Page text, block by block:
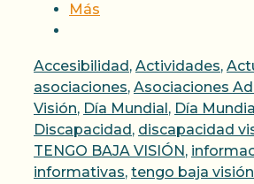
Más
Categorías
Accesibilidad , Actividades,
asociaciones, Asociaciones
Visión, Día Mundial , Día
Discapacidad , discapacidad
TENGO BAJA VISIÓN ,
informativas, tengo baja visión